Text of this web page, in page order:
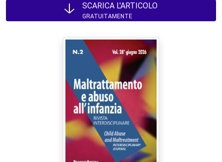
SCARICA L'ARTICOLO
GRATUITAMENTE